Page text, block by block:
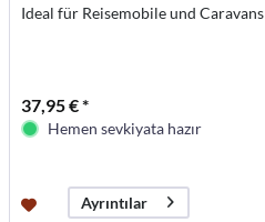
Ideal für Reisemobile und Caravans
37,95 € *
Hemen sevkiyata hazır
Ayrıntılar